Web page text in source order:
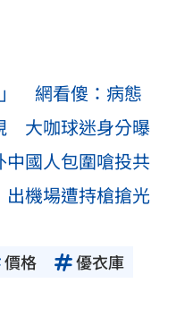
網看傻：病態
大咖球迷身分曝
國人包圍嗆投共
機場遭持槍搶光
價格
優衣庫